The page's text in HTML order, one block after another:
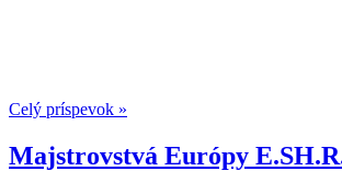
Celý príspevok »
Majstrovstvá Európy